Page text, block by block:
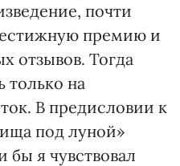
почти
премию и
отзывов. Тогда
только на
В предисловии к
под луной»
бы я чувствовал